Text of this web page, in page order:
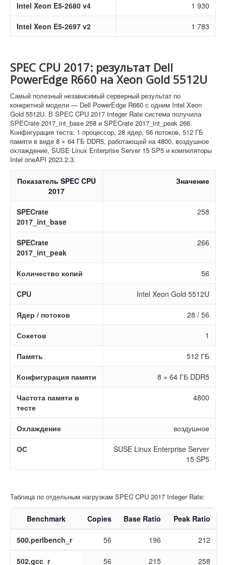
Intel Xeon E5-2680 v4 1 930
Intel Xeon E5-2697 v2 1 783
SPEC CPU 2017: результат Dell
PowerEdge R660 на Xeon Gold 5512U
Самый полезный независимый серверный результат по
конкретной модели — Dell PowerEdge R660 с одним Intel Xeon
Gold 5512U. В SPEC CPU 2017 Integer Rate система получила
SPECrate 2017_int_base 258 и SPECrate 2017_int_peak 266.
Конфигурация теста: 1 процессор, 28 ядер, 56 потоков, 512 ГБ
памяти в виде 8 × 64 ГБ DDR5, работающей на 4800, воздушное
охлаждение, SUSE Linux Enterprise Server 15 SP5 и компиляторы
Intel oneAPI 2023.2.3.
Показатель SPEC CPU
2017
Значение
SPECrate
2017_int_base
258
SPECrate
2017_int_peak
266
Количество копий 56
CPU Intel Xeon Gold 5512U
Ядер / потоков 28 / 56
Сокетов 1
Память 512 ГБ
Конфигурация памяти 8 × 64 ГБ DDR5
Частота памяти в
тесте
4800
Охлаждение воздушное
ОС
SUSE Linux Enterprise Server
15 SP5
Таблица по отдельным нагрузкам SPEC CPU 2017 Integer Rate:
Benchmark Copies Base Ratio Peak Ratio
500.perlbench_r 56 196 212
502.gcc_r 56 215 258